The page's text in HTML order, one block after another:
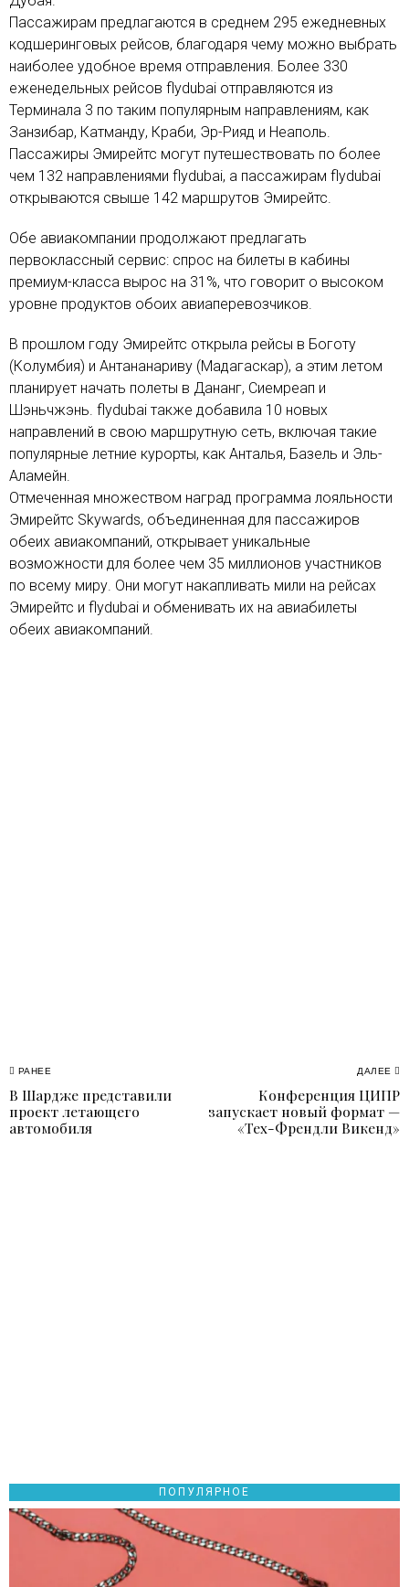
Пассажирам предлагаются в среднем 295 ежедневных
кодшеринговых рейсов, благодаря чему можно выбрать
наиболее удобное время отправления. Более 330
еженедельных рейсов flydubai отправляются из
Терминала 3 по таким популярным направлениям, как
Занзибар, Катманду, Краби, Эр-Рияд и Неаполь.
Пассажиры Эмирейтс могут путешествовать по более
чем 132 направлениями flydubai, а пассажирам flydubai
открываются свыше 142 маршрутов Эмирейтс.
Обе авиакомпании продолжают предлагать
первоклассный сервис: спрос на билеты в кабины
премиум-класса вырос на 31%, что говорит о высоком
уровне продуктов обоих авиаперевозчиков.
В прошлом году Эмирейтс открыла рейсы в Боготу
(Колумбия) и Антананариву (Мадагаскар), а этим летом
планирует начать полеты в Дананг, Сиемреап и
Шэньчжэнь. flydubai также добавила 10 новых
направлений в свою маршрутную сеть, включая такие
популярные летние курорты, как Анталья, Базель и Эль-
Аламейн.
Отмеченная множеством наград программа лояльности
Эмирейтс Skywards, объединенная для пассажиров
обеих авиакомпаний, открывает уникальные
возможности для более чем 35 миллионов участников
по всему миру. Они могут накапливать мили на рейсах
Эмирейтс и flydubai и обменивать их на авиабилеты
обеих авиакомпаний.
Навигация
по
РАНЕЕ
Previous
post:
В Шардже представили
проект летающего
автомобиля
ДАЛЕЕ
Конференция ЦИПР
запускает новый формат —
«Тех-Френдли Викенд»
ПОПУЛЯРНОЕ